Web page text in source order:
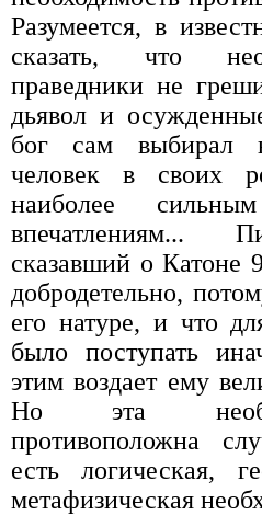
Разумеется, в
сказать, что
праведники не
дьявол и
бог сам выбирал
человек в своих
наиболее
впечатлениям...
сказавший о Катоне
добродетельно,
его натуре, и что
было поступать
этим воздает ему
Но эта
противоположна
есть логическая,
метафизическая